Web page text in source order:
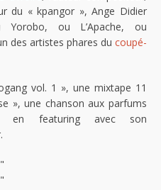
du « kpangor », Ange Didier
ou L’Apache, ou
des artistes phares du coupé-
vol. 1 », une mixtape 11
», une chanson aux parfums
en featuring avec son
"
"